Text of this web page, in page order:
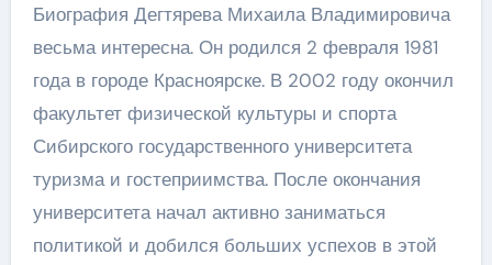
Биография Дегтярева Михаила Владимировича
весьма интересна. Он родился 2 февраля 1981
года в городе Красноярске. В 2002 году окончил
факультет физической культуры и спорта
Сибирского государственного университета
туризма и гостеприимства. После окончания
университета начал активно заниматься
политикой и добился больших успехов в этой